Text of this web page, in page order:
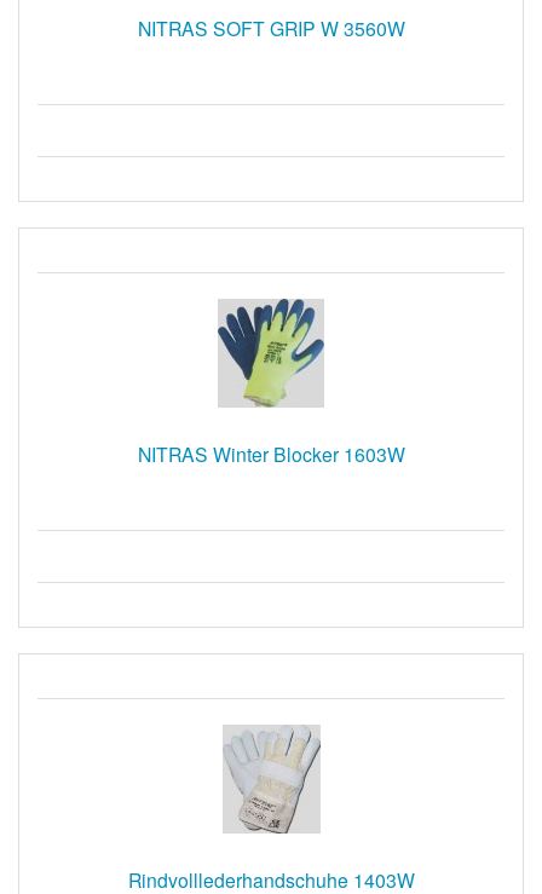
NITRAS SOFT GRIP W 3560W
NITRAS Winter Blocker 1603W
Rindvolllederhandschuhe 1403W